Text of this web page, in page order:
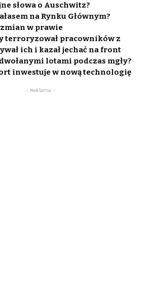
słowa o Auschwitz?
na Rynku Głównym?
w prawie
terroryzował pracowników z
ich i kazał jechać na front
lotami podczas mgły?
inwestuje w nową technologię
- Reklama -